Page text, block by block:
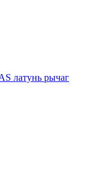
латунь рычаг